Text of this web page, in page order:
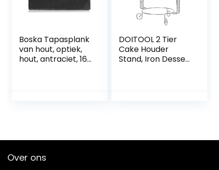
Boska Tapasplank
van hout, optiek,
hout, antraciet, 16
DOITOOL 2 Tier
Cake Houder
Stand, Iron Dessert
(Sliver)
Over ons